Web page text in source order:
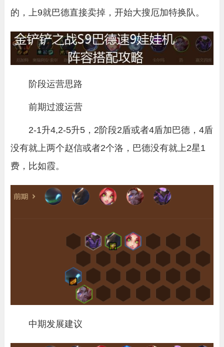
的，上9就巴德直接卖掉，开始大搜厄加特换队。
阶段运营思路
前期过渡运营
2-1升4,2-5升5，2阶段2盾或者4盾加巴德，4盾
没有就上两个赵信或者2个洛，巴德没有就上2星1
费，比如霞。
中期发展建议